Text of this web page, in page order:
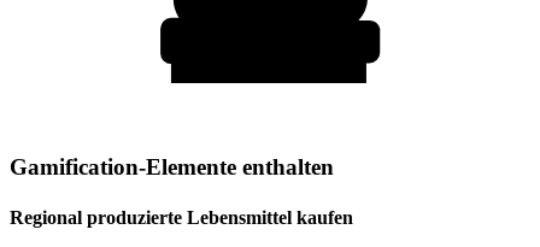
Gamification-Elemente enthalten
Regional produzierte Lebensmittel kaufen